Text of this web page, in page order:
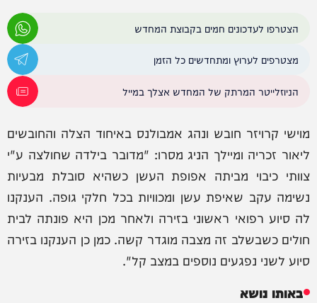
הצטרפו לעדכונים חמים בקבוצת המחדש
מצטרפים לערוץ ומתחדשים כל הזמן
הניוזלייטר המרתק של המחדש אצלך במייל
מוישי קרויזר חובש ונהג אמבולנס באיחוד הצלה והחובשים
ליאור זכריה ומיילך הניג מסרו: "מדובר בילדה שחולצה ע"י
צוותי כיבוי מביתה אפופת העשן כשהיא סובלת מבעיות
נשימה עקב שאיפת עשן ומכוויות בכל חלקי גופה. הענקנו
לה סיוע רפואי ראשוני בזירה ולאחר מכן היא פונתה לבית
חולים כשבשלב זה מצבה מוגדר קשה. כמן כן הענקנו בזירה
סיוע לשני נפגעים נוספים במצב קל".
באותו נושא